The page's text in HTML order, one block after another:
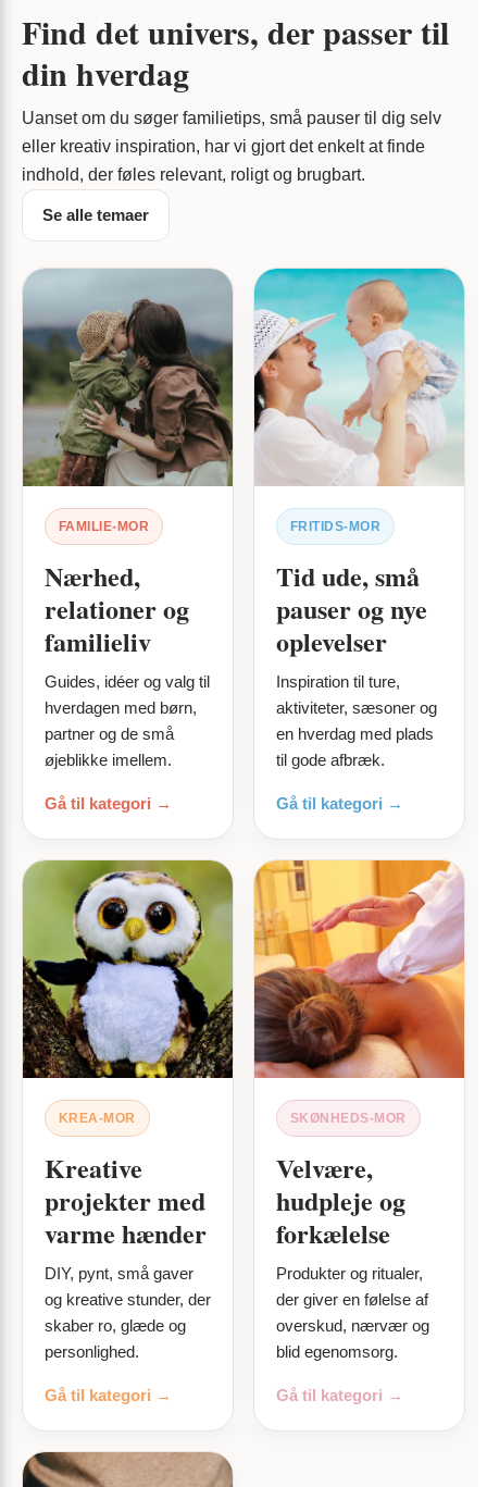
Find det univers, der passer til
din hverdag
Uanset om du søger familietips, små pauser til dig selv
eller kreativ inspiration, har vi gjort det enkelt at finde
indhold, der føles relevant, roligt og brugbart.
Se alle temaer
FAMILIE-MOR
Nærhed,
relationer og
familieliv
Guides, idéer og valg til
hverdagen med børn,
partner og de små
øjeblikke imellem.
Gå til kategori →
FRITIDS-MOR
Tid ude, små
pauser og nye
oplevelser
Inspiration til ture,
aktiviteter, sæsoner og
en hverdag med plads
til gode afbræk.
Gå til kategori →
KREA-MOR
Kreative
projekter med
varme hænder
DIY, pynt, små gaver
og kreative stunder, der
skaber ro, glæde og
personlighed.
Gå til kategori →
SKØNHEDS-MOR
Velvære,
hudpleje og
forkælelse
Produkter og ritualer,
der giver en følelse af
overskud, nærvær og
blid egenomsorg.
Gå til kategori →